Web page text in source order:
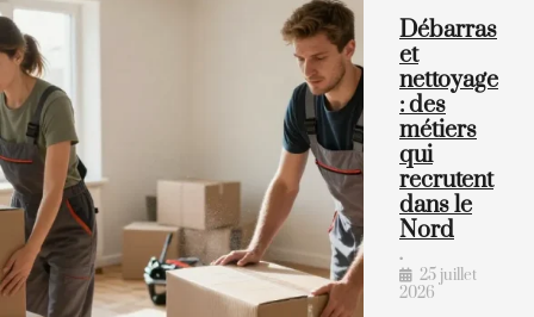
Débarras
et
nettoyage
: des
métiers
qui
recrutent
dans le
Nord
•
25 juillet
2026